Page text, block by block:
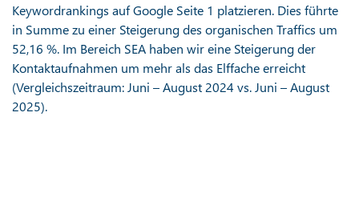
Keywordrankings auf Google Seite 1 platzieren. Dies führte
in Summe zu einer Steigerung des organischen Traffics um
52,16 %. Im Bereich SEA haben wir eine Steigerung der
Kontaktaufnahmen um mehr als das Elffache erreicht
(Vergleichszeitraum: Juni – August 2024 vs. Juni – August
2025).